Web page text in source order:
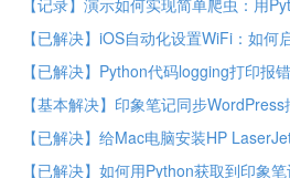
【基本解决】印象笔记同步
【已解决】给Mac电脑安装HP